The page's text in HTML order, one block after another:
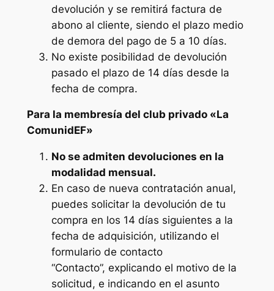
devolución y se remitirá factura de
abono al cliente, siendo el plazo medio
de demora del pago de 5 a 10 días.
No existe posibilidad de devolución
pasado el plazo de 14 días desde la
fecha de compra.
Para la membresía del club privado «La
ComunidEF»
No se admiten devoluciones en la
modalidad mensual.
En caso de nueva contratación anual,
puedes solicitar la devolución de tu
compra en los 14 días siguientes a la
fecha de adquisición, utilizando el
formulario de contacto
“Contacto”, explicando el motivo de la
solicitud, e indicando en el asunto